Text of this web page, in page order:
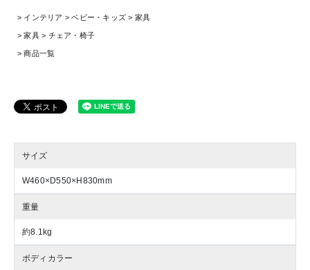
インテリア ベビー・キッズ 家具
家具 チェア・椅子
商品一覧
サイズ
W460×D550×H830mm
重量
約8.1kg
ボディカラー